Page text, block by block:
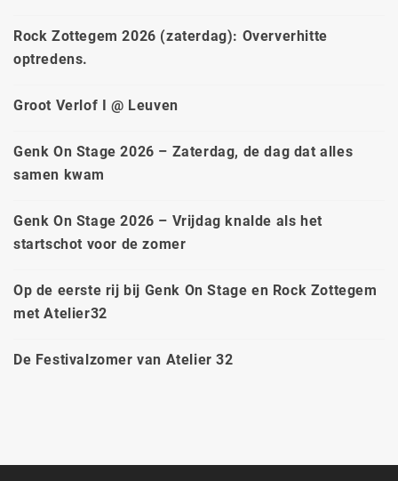
Rock Zottegem 2026 (zaterdag): Oververhitte
optredens.
Groot Verlof I @ Leuven
Genk On Stage 2026 – Zaterdag, de dag dat alles
samen kwam
Genk On Stage 2026 – Vrijdag knalde als het
startschot voor de zomer
Op de eerste rij bij Genk On Stage en Rock Zottegem
met Atelier32
De Festivalzomer van Atelier 32